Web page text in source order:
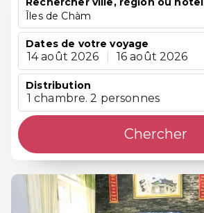
Îles de Chàm
Dates de votre voyage
14 août 2026 16 août 2026
Distribution
1 chambre. 2 personnes
Chercher